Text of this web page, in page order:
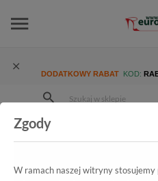
DODATKOWY RABAT KOD:
Kolekcja męska
Klapki
Zgody
W ramach naszej witryny stosujemy